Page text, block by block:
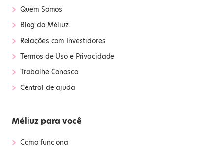
› Quem Somos
› Blog do Méliuz
› Relações com Investidores
› Termos de Uso e Privacidade
› Trabalhe Conosco
› Central de ajuda
Méliuz para você
› Como funciona